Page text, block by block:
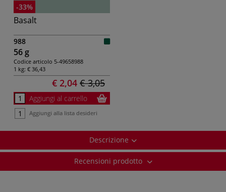
-33%
Basalt
988
56 g
Codice articolo 5-49658988
1 kg: € 36,43
€ 2,04 € 3,05
Aggiungi al carrello
Aggiungi alla lista desideri
Descrizione
Recensioni prodotto